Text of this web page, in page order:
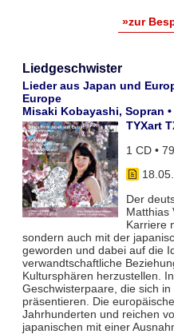
»zur
Liedgeschwister
Lieder aus Japan und
Europe
Misaki Kobayashi, Sopran
TYXart
1 CD •
Der
Matthias
Karriere
sondern auch mit der
geworden und dabei auf die
verwandtschaftliche
Kultursphären herzustellen.
Geschwisterpaare, die sich
präsentieren. Die
Jahrhunderten und reichen
japanischen mit einer